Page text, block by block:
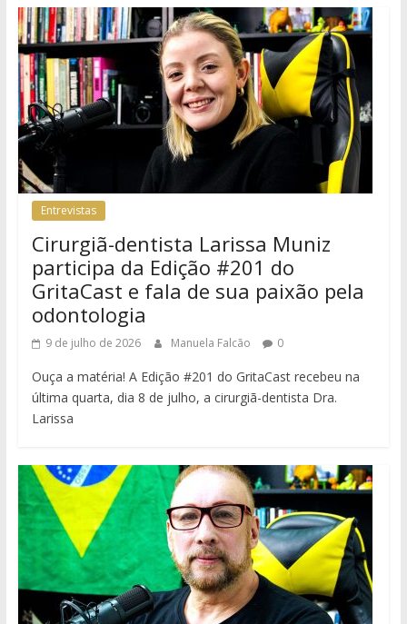
Entrevistas
Cirurgiã-dentista Larissa Muniz
participa da Edição #201 do
GritaCast e fala de sua paixão pela
odontologia
9 de julho de 2026 Manuela Falcão 0
Ouça a matéria! A Edição #201 do GritaCast recebeu na
última quarta, dia 8 de julho, a cirurgiã-dentista Dra.
Larissa